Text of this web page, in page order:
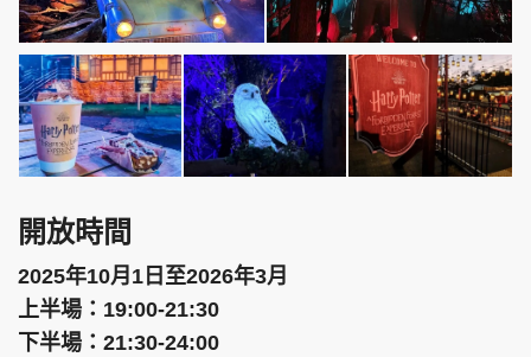
開放時間
2025年10月1日至2026年3月
上半場：19:00-21:30
下半場：21:30-24:00